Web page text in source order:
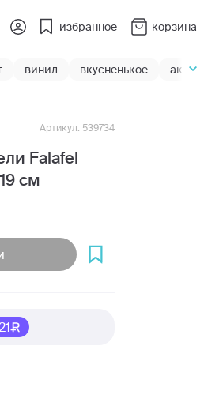
избранное корзина
винил вкусненькое акции
Falafel
см
Артикул: 539734